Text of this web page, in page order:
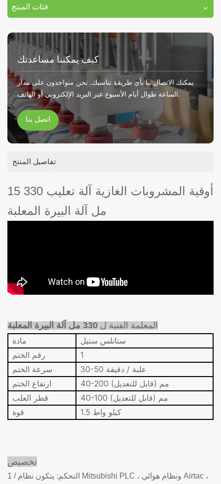
فئات المنتج
كيف يمكننا مساعدتك
يمكنك الاتصال بنا بأي طريقة تناسبك. نحن متواجدون على مدار
الساعة طوال أيام الأسبوع عبر البريد الإلكتروني أو الهاتف.
اتصل بنا
تفاصيل المنتج
15 أوقية المشروبات الغازية آلة تعليب 330
مل آلة البيرة المعلبة
المعلمة الفنية ل 330 مل آلة البيرة المعلبة
مادة
ستانلس ستيل
رقم الختم
1
سرعة الختم
30-50 علبة / دقيقة
ارتفاع الختم
40-200 مم (قابل للتعديل)
قطر العلب
40-100 مم (قابل للتعديل)
قوة
1.5 كيلو واط
تخصيص
1 / التحكم: يتكون نظام Mitsubishi PLC ، ونظام هوائي Airtac ،